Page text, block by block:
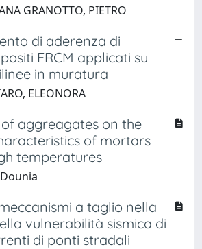
GRANOTTO, PIETRO
di aderenza di
FRCM applicati su
in muratura
ELEONORA
aggreagates on the
of mortars
temperatures
a taglio nella
vulnerabilità sismica di
di ponti stradali